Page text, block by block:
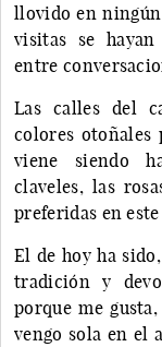
llovido en
visitas se
entre
Las calles del
colores otoñales
viene siendo
claveles, las
preferidas en
El de hoy ha
tradición y
porque me
vengo sola en el